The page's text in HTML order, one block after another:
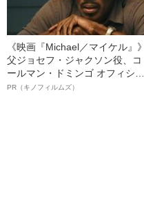
《映画『Michael／マイケル』》
父ジョセフ・ジャクソン役、コ
ールマン・ドミンゴ オフィシャ
ルインタビュー“観客を魅了した
PR（キノフィルムズ）